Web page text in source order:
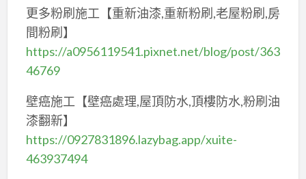
更多粉刷施工【重新油漆,重新粉刷,老屋粉刷,房
間粉刷】
https://a0956119541.pixnet.net/blog/post/363
46769
壁癌施工【壁癌處理,屋頂防水,頂樓防水,粉刷油
漆翻新】
https://0927831896.lazybag.app/xuite-
463937494